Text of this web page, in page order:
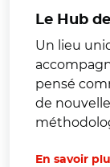
Le Hub
Un lieu
pensé
de
En savoir